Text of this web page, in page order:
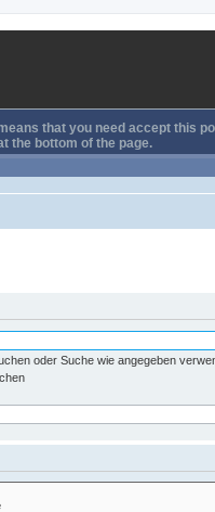
oder Suche wie angegeben
that you need accept this
the bottom of the page.